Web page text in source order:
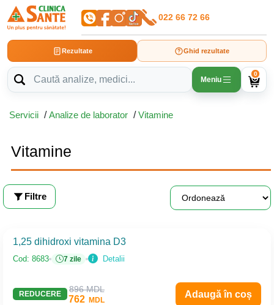
022 66 72 66
Rezultate Ghid rezultate
Meniu
0
Servicii /Analize de laborator /Vitamine
Vitamine
Filtre
1,25 dihidroxi vitamina D3
Cod: 8683 7 zile Detalii
REDUCERE 896 MDL
762 MDL
Adaugă în coș